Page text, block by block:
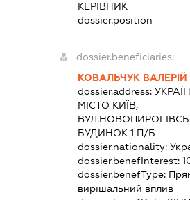
КЕРІВНИК
dossier.position -
dossier.beneficiaries:
КОВАЛЬЧУК
dossier.address:
МІСТО КИЇВ,
БУДИНОК 1 П/Б
dossier.nationality:
dossier.benefInterest:
dossier.benefType:
вирішальний вплив